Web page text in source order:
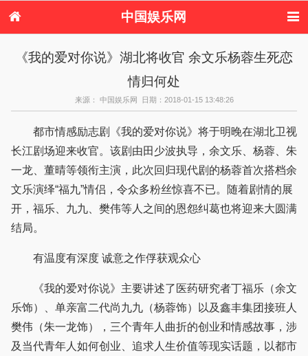
中国娱乐网
港台娱乐
日本娱乐 韩国娱乐
欧美娱乐
音乐新闻 影视新闻
港台明星八卦
日本韩国明星
欧美明星八卦
《我的爱对你说》湖北将收官 余文乐杨蓉生死恋
情归何处
来源： 中国娱乐网 日期：2018-01-15 13:48:26
都市情感励志剧《我的爱对你说》将于明晚在湖北卫视
长江剧场迎来收官。该剧由田少波执导，余文乐、杨蓉、朱
一龙、董晴等领衔主演，此次回归现代剧的杨蓉首次搭档余
文乐演绎“福九”情侣，令众多粉丝惊喜不已。随着剧情的展
开，福乐、九九、樊伟等人之间的恩怨纠葛也将迎来大圆满
结局。
有温度有深度 诚意之作俘获观众心
《我的爱对你说》主要讲述了医药研究者丁福乐（余文
乐饰）、单亲富二代尚九九（杨蓉饰）以及鑫丰集团接班人
樊伟（朱一龙饰），三个青年人曲折的创业和情感故事，涉
及当代青年人如何创业、追求人生价值等现实话题，以都市